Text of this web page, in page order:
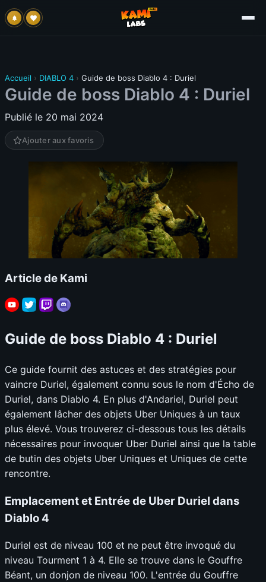
Accueil › DIABLO 4 › Guide de boss Diablo 4 : Duriel
Guide de boss Diablo 4 : Duriel
Publié le 20 mai 2024
Ajouter aux favoris
Article de Kami
Guide de boss Diablo 4 : Duriel
Ce guide fournit des astuces et des stratégies pour
vaincre Duriel, également connu sous le nom d'Écho de
Duriel, dans Diablo 4. En plus d'Andariel, Duriel peut
également lâcher des objets Uber Uniques à un taux
plus élevé. Vous trouverez ci-dessous tous les détails
nécessaires pour invoquer Uber Duriel ainsi que la table
de butin des objets Uber Uniques et Uniques de cette
rencontre.
Emplacement et Entrée de Uber Duriel dans
Diablo 4
Duriel est de niveau 100 et ne peut être invoqué du
niveau Tourment 1 à 4. Elle se trouve dans le Gouffre
Béant, un donjon de niveau 100. L'entrée du Gouffre